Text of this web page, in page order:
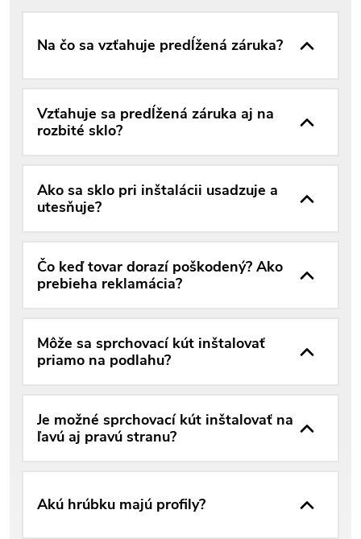
Na čo sa vzťahuje predĺžená záruka?
Vzťahuje sa predĺžená záruka aj na
rozbité sklo?
Ako sa sklo pri inštalácii usadzuje a
utesňuje?
Čo keď tovar dorazí poškodený? Ako
prebieha reklamácia?
Môže sa sprchovací kút inštalovať
priamo na podlahu?
Je možné sprchovací kút inštalovať na
ľavú aj pravú stranu?
Akú hrúbku majú profily?